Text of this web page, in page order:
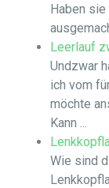
Haben
Leerlauf
Undzwar
ich vom
möchte
Kann ...
Wie sind